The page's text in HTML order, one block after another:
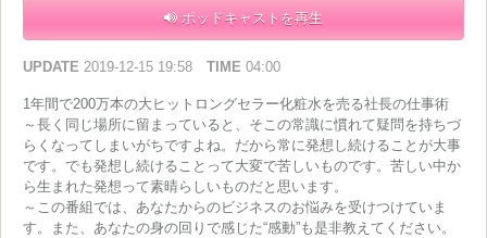
ポッドキャストを再生
UPDATE 2019-12-15 19:58 TIME 04:00
1年間で200万本の大ヒットロングセラー化粧水を売る社長の仕事術
～長く同じ場所に留まっていると、そこの常識に慣れて疑問を持ちづ
らくなってしまいがちですよね。だから常に発想し続けることが大事
です。でも発想し続けることって大変で苦しいものです。苦しい中か
ら生まれた発想って素晴らしいものだと思います。
～この番組では、あなたからのビジネスのお悩みを受けつけていま
す。また、あなたの身の回りで感じた“感動”も是非教えてください。